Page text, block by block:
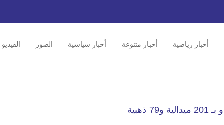
أخبار رياضية أخبار متنوعة أخبار سياسية الصور الفيديو